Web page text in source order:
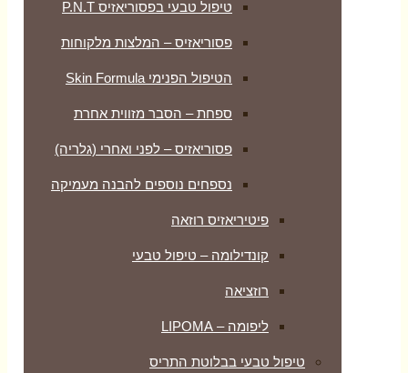
טיפול טבעי בפסוריאזיס P.N.T
פסוריאזיס – המלצות מלקוחות
הטיפול הפנימי Skin Formula
ספחת – הסבר מזווית אחרת
פסוריאזיס – לפני ואחרי (גלריה)
נספחים נוספים להבנה מעמיקה
פיטיריאזיס רוזאה
קונדילומה – טיפול טבעי
רוזציאה
ליפומה – LIPOMA
טיפול טבעי בבלוטת התריס